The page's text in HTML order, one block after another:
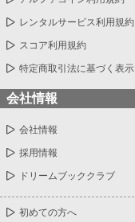
レンタルサービス利用規約
スコア利用規約
特定商取引法に基づく表示
会社情報
会社情報
採用情報
ドリームブッククラブ
初めての方へ